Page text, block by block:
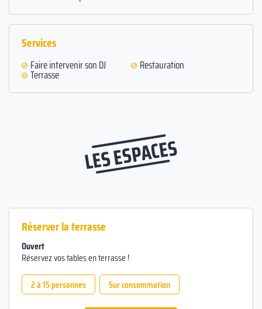
Services
Faire intervenir son DJ Restauration
Terrasse
LES ESPACES
Réserver la terrasse
Ouvert
Réservez vos tables en terrasse !
2 à 15 personnes
Sur consommation